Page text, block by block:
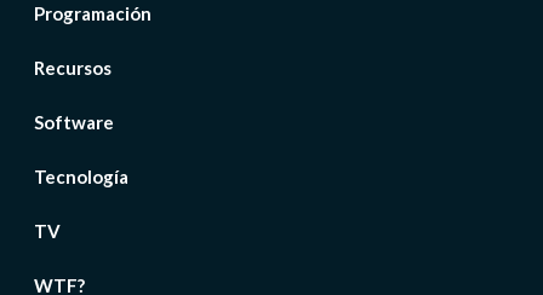
Programación
Recursos
Software
Tecnología
TV
WTF?